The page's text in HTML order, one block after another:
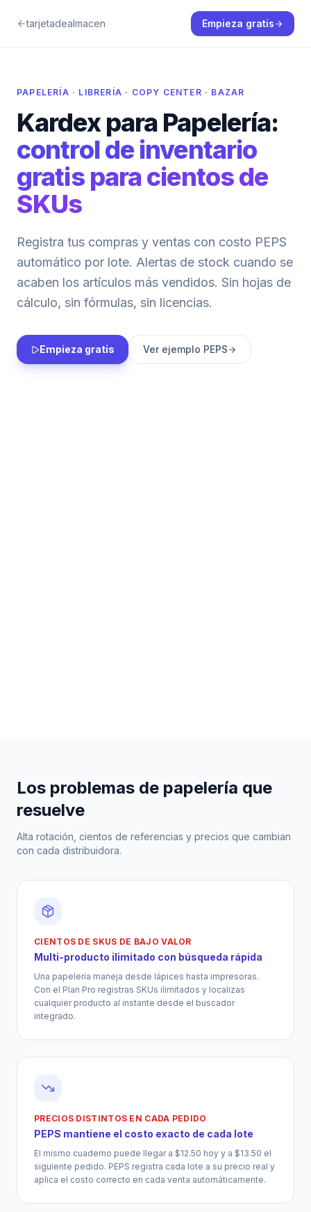
tarjetadealmacen Empieza gratis
PAPELERÍA · LIBRERÍA · COPY CENTER · BAZAR
Kardex para Papelería:
control de inventario
gratis para cientos de
SKUs
Registra tus compras y ventas con costo PEPS
automático por lote. Alertas de stock cuando se
acaben los artículos más vendidos. Sin hojas de
cálculo, sin fórmulas, sin licencias.
Empieza gratis Ver ejemplo PEPS
Los problemas de papelería que
resuelve
Alta rotación, cientos de referencias y precios que cambian
con cada distribuidora.
CIENTOS DE SKUS DE BAJO VALOR
Multi-producto ilimitado con búsqueda rápida
Una papelería maneja desde lápices hasta impresoras.
Con el Plan Pro registras SKUs ilimitados y localizas
cualquier producto al instante desde el buscador
integrado.
PRECIOS DISTINTOS EN CADA PEDIDO
PEPS mantiene el costo exacto de cada lote
El mismo cuaderno puede llegar a $12.50 hoy y a $13.50 el
siguiente pedido. PEPS registra cada lote a su precio real y
aplica el costo correcto en cada venta automáticamente.